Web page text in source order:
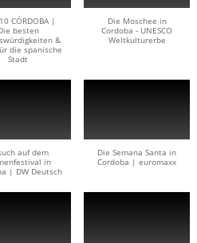
CÓRDOBA |
besten
&
die spanische
Stadt
Die Moschee in
Cordoba - UNESCO
Weltkulturerbe
auf dem
in
| DW Deutsch
Die Semana Santa in
Cordoba | euromaxx